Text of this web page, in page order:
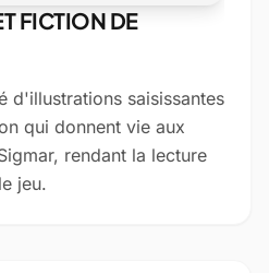
FICTION DE
d'illustrations saisissantes
qui donnent vie aux
rendant la lecture
jeu.